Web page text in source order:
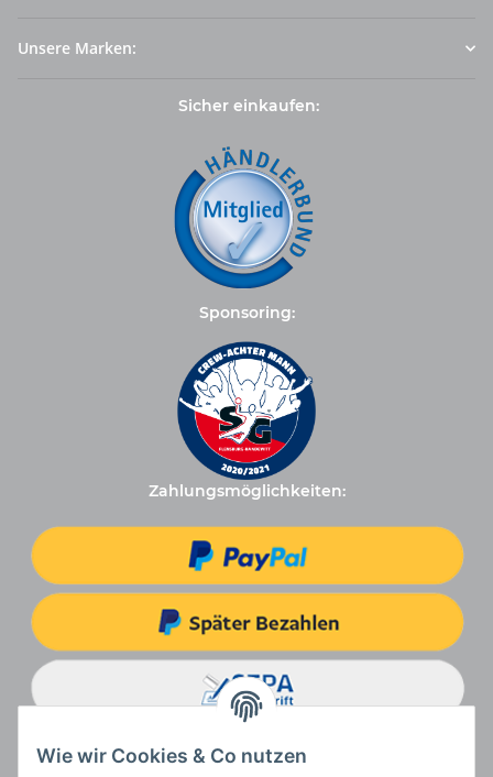
Unsere Marken:
Sicher einkaufen:
Sponsoring:
Zahlungsmöglichkeiten:
Wie wir Cookies & Co nutzen